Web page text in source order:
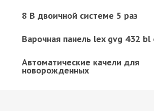
8 В двоичной системе 5 раз
Варочная панель lex gvg 432 bl
Автоматические качели для
новорожденных